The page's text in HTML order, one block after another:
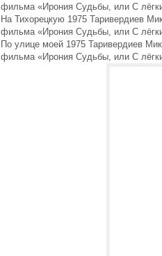
фильма «Ирония Судьбы, или С
На Тихорецкую 1975 Таривердиев
фильма «Ирония Судьбы, или С
По улице моей 1975 Таривердиев
фильма «Ирония Судьбы, или С